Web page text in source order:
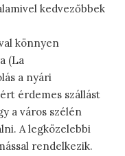
kedvezőbbek
könnyen
(La
a nyári
érdemes szállást
a város szélén
A legközelebbi
rendelkezik.